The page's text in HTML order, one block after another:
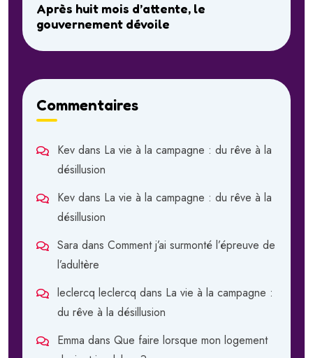
Après huit mois d’attente, le
gouvernement dévoile
Commentaires
Kev dans La vie à la campagne : du rêve à la
désillusion
Kev dans La vie à la campagne : du rêve à la
désillusion
Sara dans Comment j’ai surmonté l’épreuve de
l’adultère
leclercq leclercq dans La vie à la campagne :
du rêve à la désillusion
Emma dans Que faire lorsque mon logement